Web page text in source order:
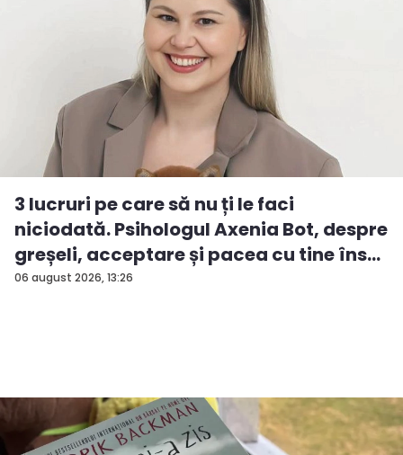
06 august 2026, 13:26
3 lucruri pe care să nu ți le faci
niciodată. Psihologul Axenia Bot, despre
greșeli, acceptare și pacea cu tine îns...